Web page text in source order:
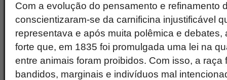
Com a evolução do pensamento e refinamento
conscientizaram-se da carnificina injustificável
representava e após muita polêmica e debates,
forte que, em 1835 foi promulgada uma lei na
entre animais foram proibidos. Com isso, a raça
bandidos, marginais e indivíduos mal